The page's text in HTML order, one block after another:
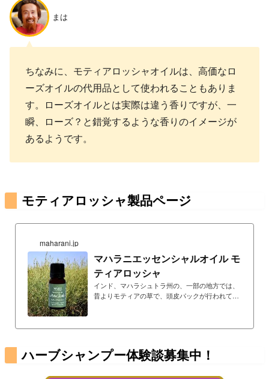
まは
ちなみに、モティアロッシャオイルは、高価なロ
ーズオイルの代用品として使われることもありま
す。ローズオイルとは実際は違う香りですが、一
瞬、ローズ？と錯覚するような香りのイメージが
あるようです。
モティアロッシャ製品ページ
maharani.jp
マハラニエッセンシャルオイル モ
ティアロッシャ
インド、マハラシュトラ州の、一部の地方では、
昔よりモティアの草で、頭皮パックが行われてき
ル。その香りはヘナやハーブの土臭さを低減し、
心地よいハーブシャンプーにしてくれます。
ハーブシャンプー体験談募集中！